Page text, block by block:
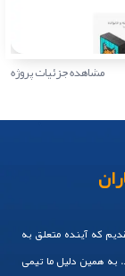
مشاهده جزئیات پروژه
که آینده متعلق به
به همین دلیل ما تیمی